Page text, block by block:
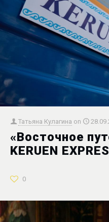
Татьяна Кулагина on
«Восточное
KERUEN
0